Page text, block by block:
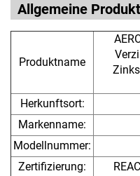
Allgemeine
Produktname
Herkunftsort:
Markenname:
Modellnummer:
Zertifizierung: